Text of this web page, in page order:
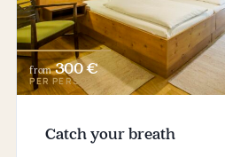
from 300 €
PER PERSON
Catch your breath